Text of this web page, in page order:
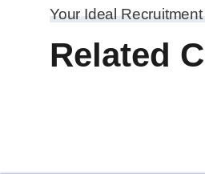
Your Ideal
Related